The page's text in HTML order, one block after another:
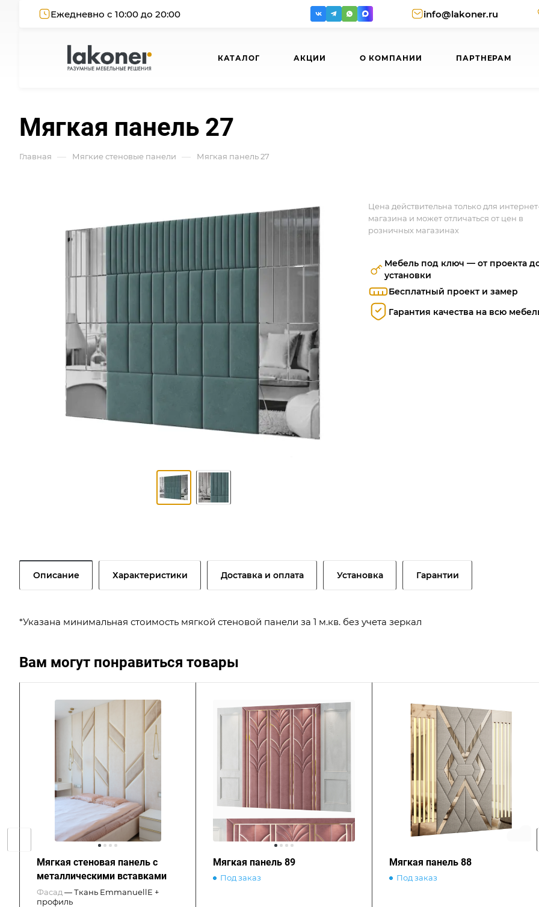
Ежедневно с 10:00 до 20:00 info@lakoner.ru
КАТАЛОГ АКЦИИ О КОМПАНИИ ПАРТНЕРАМ
Мягкая панель 27
Главная — Мягкие стеновые панели — Мягкая панель 27
Цена действительна только для
магазина и может отличаться от цен в
розничных магазинах
Мебель под ключ — от проекта
установки
Бесплатный проект и замер
Гарантия качества на всю
Описание Характеристики Доставка и оплата Установка Гарантии
*Указана минимальная стоимость мягкой стеновой панели за 1 м.кв. без учета зеркал
Вам могут понравиться товары
Мягкая стеновая панель с
металлическими вставками
Фасад —Ткань EmmanuellE +
профиль
Мягкая панель 89
Под заказ
Мягкая панель 88
Под заказ